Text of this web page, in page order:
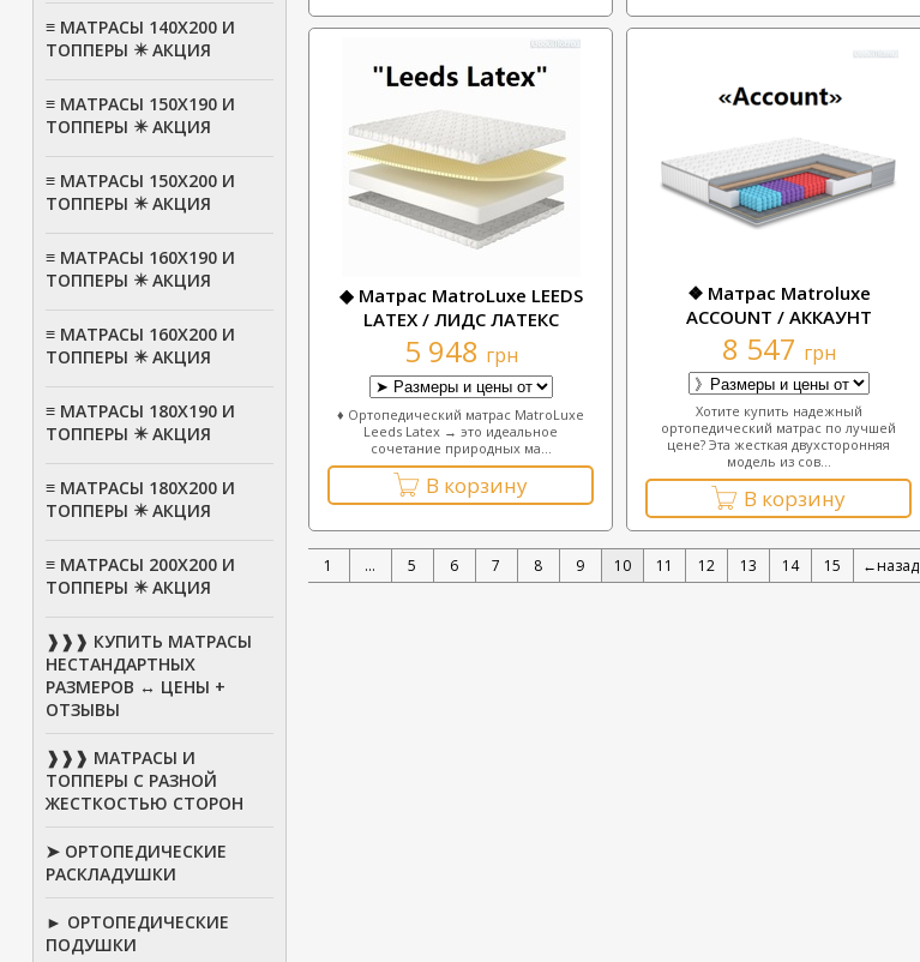
≡ МАТРАСЫ 140Х200 И
ТОППЕРЫ ✴️ АКЦИЯ
≡ МАТРАСЫ 150Х190 И
ТОППЕРЫ ✴️ АКЦИЯ
≡ МАТРАСЫ 150Х200 И
ТОППЕРЫ ✴️ АКЦИЯ
≡ МАТРАСЫ 160Х190 И
ТОППЕРЫ ✴️ АКЦИЯ
≡ МАТРАСЫ 160Х200 И
ТОППЕРЫ ✴️ АКЦИЯ
≡ МАТРАСЫ 180Х190 И
ТОППЕРЫ ✴️ АКЦИЯ
≡ МАТРАСЫ 180Х200 И
ТОППЕРЫ ✴️ АКЦИЯ
≡ МАТРАСЫ 200Х200 И
ТОППЕРЫ ✴️ АКЦИЯ
❱❱❱ КУПИТЬ МАТРАСЫ
НЕСТАНДАРТНЫХ
РАЗМЕРОВ ↔ ЦЕНЫ +
ОТЗЫВЫ
❱❱❱ МАТРАСЫ И
ТОППЕРЫ С РАЗНОЙ
ЖЕСТКОСТЬЮ СТОРОН
➤ ОРТОПЕДИЧЕСКИЕ
РАСКЛАДУШКИ
► ОРТОПЕДИЧЕСКИЕ
ПОДУШКИ
◆ Матрас MatroLuxe LEEDS
LATEX / ЛИДС ЛАТЕКС
5 948 грн
♦ Ортопедический матрас MatroLuxe
Leeds Latex → это идеальное
сочетание природных ма...
В корзину
❖ Матрас Matroluxe
ACCOUNT / АККАУНТ
8 547 грн
Хотите купить надежный
ортопедический матрас по лучшей
цене? Эта жесткая двухсторонняя
модель из сов...
В корзину
1 ... 5 6 7 8 9 10 11 12 13 14 15 ←назад